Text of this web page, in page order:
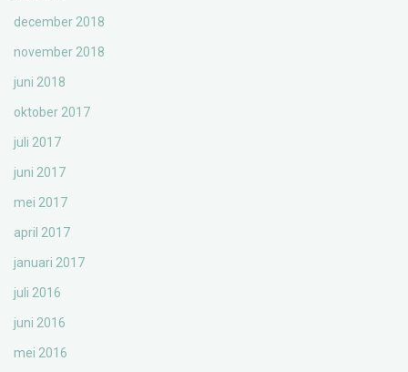
december 2018
november 2018
juni 2018
oktober 2017
juli 2017
juni 2017
mei 2017
april 2017
januari 2017
juli 2016
juni 2016
mei 2016